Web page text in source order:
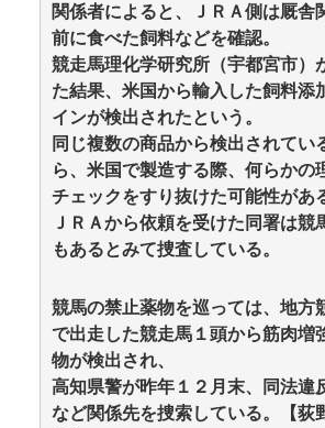
関係者によると、ＪＲＡ側は厩舎
前に食べた飼料などを確認。
競走馬理化学研究所（宇都宮市）
た結果、米国から輸入した飼料添
インが検出されたという。
同じ複数の商品から検出されてい
ら、米国で製造する際、何らかの
チェックをすり抜けた可能性があ
ＪＲＡから依頼を受けた同署は競
もあるとみて捜査している。
競馬の禁止薬物を巡っては、地方
で出走した競走馬１頭から筋肉増
物が検出され、
高知県警が昨年１２月末、同法違
など関係先を捜索している。【荻